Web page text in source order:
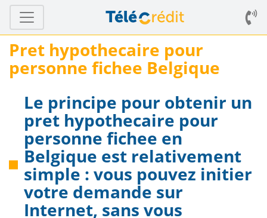
Pret hypothecaire pour
personne fichee Belgique
Le principe pour obtenir un
pret hypothecaire pour
personne fichee en
Belgique est relativement
simple : vous pouvez initier
votre demande sur
Internet, sans vous